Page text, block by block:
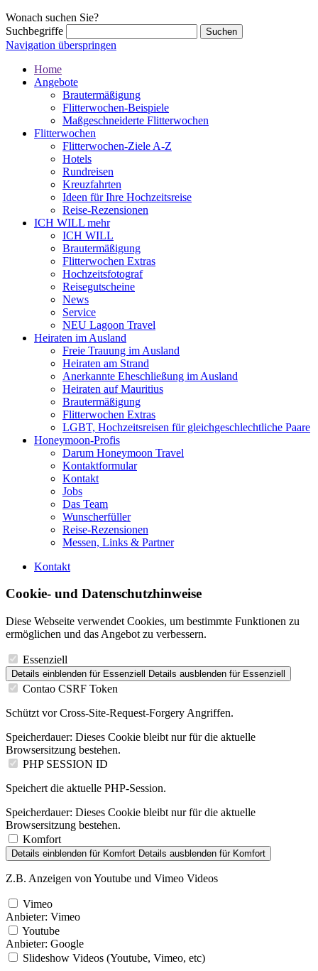
Wonach suchen Sie?
Suchbegriffe
Navigation überspringen
Home
Angebote
Brautermäßigung
Flitterwochen-Beispiele
Maßgeschneiderte Flitterwochen
Flitterwochen
Flitterwochen-Ziele A-Z
Hotels
Rundreisen
Kreuzfahrten
Ideen für Ihre Hochzeitsreise
Reise-Rezensionen
ICH WILL mehr
ICH WILL
Brautermäßigung
Flitterwochen Extras
Hochzeitsfotograf
Reisegutscheine
News
Service
NEU Lagoon Travel
Heiraten im Ausland
Freie Trauung im Ausland
Heiraten am Strand
Anerkannte Eheschließung im Ausland
Heiraten auf Mauritius
Brautermäßigung
Flitterwochen Extras
LGBT, Hochzeitsreisen für gleichgeschlechtliche Paare
Honeymoon-Profis
Darum Honeymoon Travel
Kontaktformular
Kontakt
Jobs
Das Team
Wunscherfüller
Reise-Rezensionen
Messen, Links & Partner
Kontakt
Cookie- und Datenschutzhinweise
Diese Webseite verwendet Cookies, um bestimmte Funktionen zu
ermöglichen und das Angebot zu verbessern.
Essenziell
Details einblenden für Essenziell Details ausblenden für Essenziell
Contao CSRF Token
Schützt vor Cross-Site-Request-Forgery Angriffen.
Speicherdauer: Dieses Cookie bleibt nur für die aktuelle
Browsersitzung bestehen.
PHP SESSION ID
Speichert die aktuelle PHP-Session.
Speicherdauer: Dieses Cookie bleibt nur für die aktuelle
Browsersitzung bestehen.
Komfort
Details einblenden für Komfort Details ausblenden für Komfort
Z.B. Anzeigen von Youtube und Vimeo Videos
Vimeo
Anbieter: Vimeo
Youtube
Anbieter: Google
Slideshow Videos (Youtube, Vimeo, etc)